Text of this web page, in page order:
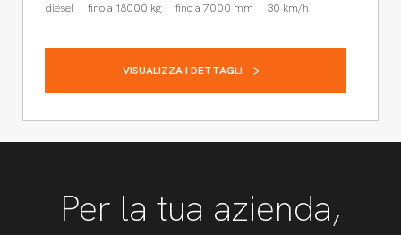
diesel fino a 18000 kg fino a 7000 mm 30 km/h
VISUALIZZA I DETTAGLI
Per la tua azienda,